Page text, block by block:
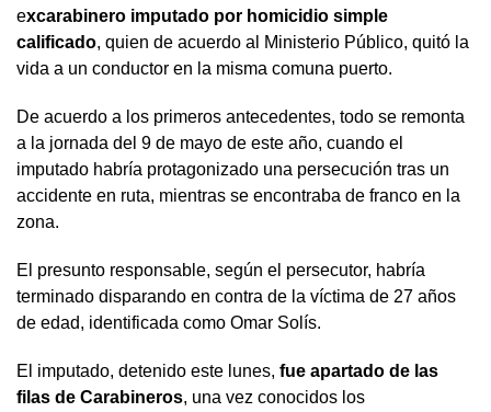
excarabinero imputado por homicidio simple
calificado, quien de acuerdo al Ministerio Público, quitó la
vida a un conductor en la misma comuna puerto.
De acuerdo a los primeros antecedentes, todo se remonta
a la jornada del 9 de mayo de este año, cuando el
imputado habría protagonizado una persecución tras un
accidente en ruta, mientras se encontraba de franco en la
zona.
El presunto responsable, según el persecutor, habría
terminado disparando en contra de la víctima de 27 años
de edad, identificada como Omar Solís.
El imputado, detenido este lunes, fue apartado de las
filas de Carabineros, una vez conocidos los